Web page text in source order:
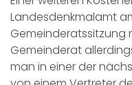
Landesdenkmalamt
Gemeinderatssitzung
Gemeinderat
man in einer der